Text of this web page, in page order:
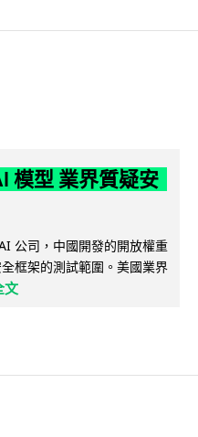
模型 業界質疑安
公司，中國開發的開放權重
框架的測試範圍。美國業界
文